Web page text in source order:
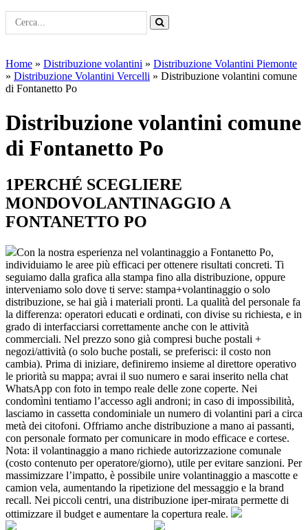
Home » Distribuzione volantini » Distribuzione Volantini Piemonte
» Distribuzione Volantini Vercelli » Distribuzione volantini comune
di Fontanetto Po
Distribuzione volantini comune
di Fontanetto Po
1PERCHÉ SCEGLIERE
MONDOVOLANTINAGGIO A
FONTANETTO PO
Con la nostra esperienza nel volantinaggio a Fontanetto Po,
individuiamo le aree più efficaci per ottenere risultati concreti. Ti
seguiamo dalla grafica alla stampa fino alla distribuzione, oppure
interveniamo solo dove ti serve: stampa+volantinaggio o solo
distribuzione, se hai già i materiali pronti. La qualità del personale fa
la differenza: operatori educati e ordinati, con divise su richiesta, e in
grado di interfacciarsi correttamente anche con le attività
commerciali. Nel prezzo sono già compresi buche postali +
negozi/attività (o solo buche postali, se preferisci: il costo non
cambia). Prima di iniziare, definiremo insieme al direttore operativo
le priorità su mappa; avrai il suo numero e sarai inserito nella chat
WhatsApp con foto in tempo reale delle zone coperte. Nei
condomìni tentiamo l’accesso agli androni; in caso di impossibilità,
lasciamo in cassetta condominiale un numero di volantini pari a circa
metà dei citofoni. Offriamo anche distribuzione a mano ai passanti,
con personale formato per comunicare in modo efficace e cortese.
Nota: il volantinaggio a mano richiede autorizzazione comunale
(costo contenuto per operatore/giorno), utile per evitare sanzioni. Per
massimizzare l’impatto, è possibile unire volantinaggio a mascotte e
camion vela, aumentando la ripetizione del messaggio e la brand
recall. Nei piccoli centri, una distribuzione iper-mirata permette di
ottimizzare il budget e aumentare la copertura reale.